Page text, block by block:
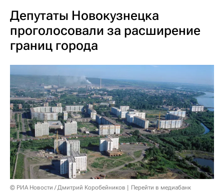
Депутаты Новокузнецка
проголосовали за расширение
границ города
© РИА Новости / Дмитрий Коробейников Перейти в медиабанк